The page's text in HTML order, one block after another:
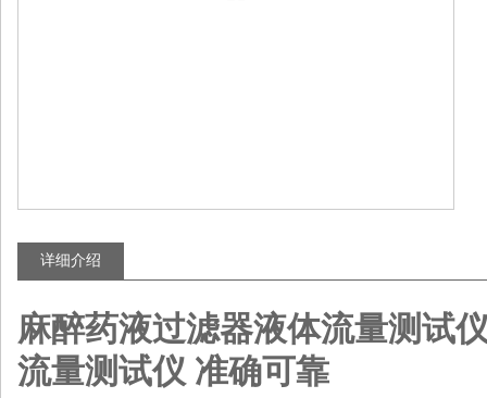
详细介绍
麻醉药液过滤器液体流量测试
流量测试仪 准确可靠